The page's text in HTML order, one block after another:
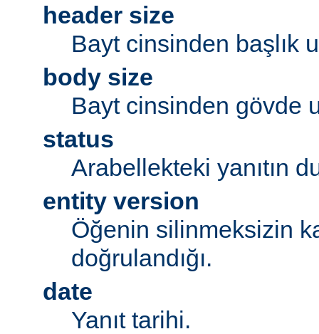
header size
Bayt cinsinden başlık
body size
Bayt cinsinden gövde
status
Arabellekteki yanıtın
entity version
Öğenin silinmeksizin
doğrulandığı.
date
Yanıt tarihi.